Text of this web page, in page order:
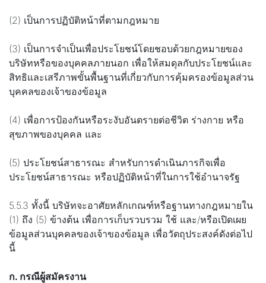
(2) เป็นการปฏิบัติหน้าที่ตามกฎหมาย
(3) เป็นการจำเป็นเพื่อประโยชน์โดยชอบด้วยกฎหมายของ
บริษัทหรือของบุคคลภายนอก เพื่อให้สมดุลกับประโยชน์และ
สิทธิและเสรีภาพขั้นพื้นฐานที่เกี่ยวกับการคุ้มครองข้อมูลส่วน
บุคคลของเจ้าของข้อมูล
(4) เพื่อการป้องกันหรือระงับอันตรายต่อชีวิต ร่างกาย หรือ
สุขภาพของบุคคล และ
(5) ประโยชน์สาธารณะ สำหรับการดำเนินภารกิจเพื่อ
ประโยชน์สาธารณะ หรือปฏิบัติหน้าที่ในการใช้อำนาจรัฐ
5.5.3 ทั้งนี้ บริษัทจะอาศัยหลักเกณฑ์หรือฐานทางกฎหมายใน
(1) ถึง (5) ข้างต้น เพื่อการเก็บรวบรวม ใช้ และ/หรือเปิดเผย
ข้อมูลส่วนบุคคลของเจ้าของข้อมูล เพื่อวัตถุประสงค์ดังต่อไป
นี้
ก. กรณีผู้สมัครงาน